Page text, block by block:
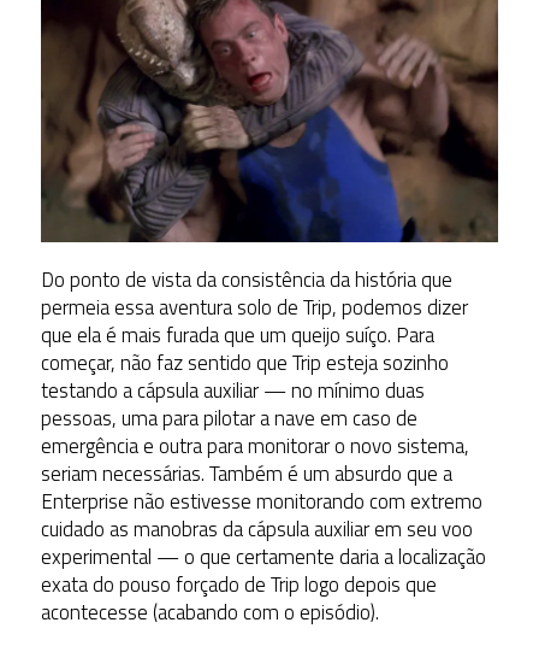
Do ponto de vista da consistência da história que
permeia essa aventura solo de Trip, podemos dizer
que ela é mais furada que um queijo suíço. Para
começar, não faz sentido que Trip esteja sozinho
testando a cápsula auxiliar — no mínimo duas
pessoas, uma para pilotar a nave em caso de
emergência e outra para monitorar o novo sistema,
seriam necessárias. Também é um absurdo que a
Enterprise não estivesse monitorando com extremo
cuidado as manobras da cápsula auxiliar em seu voo
experimental — o que certamente daria a localização
exata do pouso forçado de Trip logo depois que
acontecesse (acabando com o episódio).